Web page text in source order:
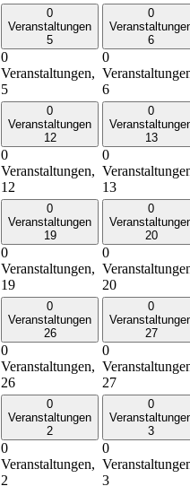
0
Veranstaltungen
5
0
Veranstaltungen,
5
0
6
0
6
0
Veranstaltungen
12
0
Veranstaltungen,
12
0
13
0
13
0
Veranstaltungen
19
0
Veranstaltungen,
19
0
20
0
20
0
Veranstaltungen
26
0
Veranstaltungen,
26
0
27
0
27
0
Veranstaltungen
2
0
Veranstaltungen,
2
0
3
0
3